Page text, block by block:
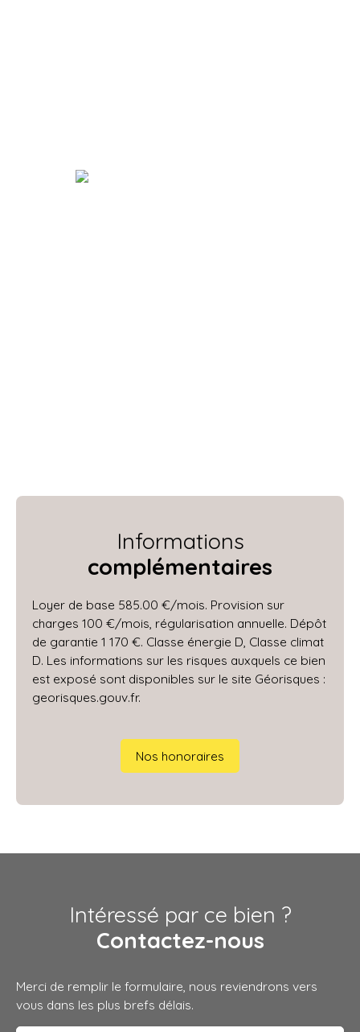
Informations
complémentaires
Loyer de base 585.00 €/mois. Provision sur
charges 100 €/mois, régularisation annuelle. Dépôt
de garantie 1 170 €. Classe énergie D, Classe climat
D. Les informations sur les risques auxquels ce bien
est exposé sont disponibles sur le site Géorisques :
georisques.gouv.fr.
Nos honoraires
Intéressé par ce bien ?
Contactez-nous
Merci de remplir le formulaire, nous reviendrons vers
vous dans les plus brefs délais.